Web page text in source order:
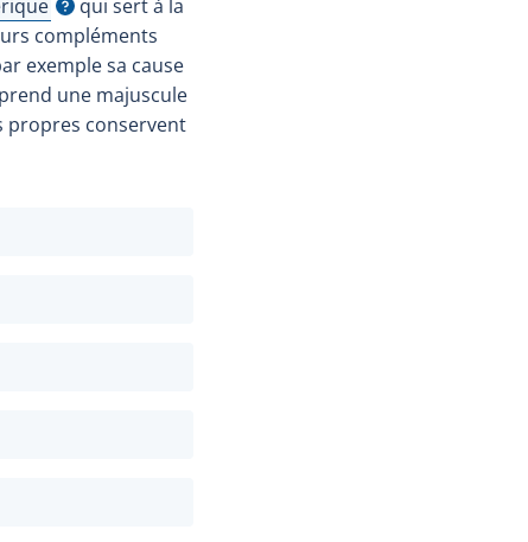
qui sert à la
compléments
exemple sa cause
une majuscule
propres conservent